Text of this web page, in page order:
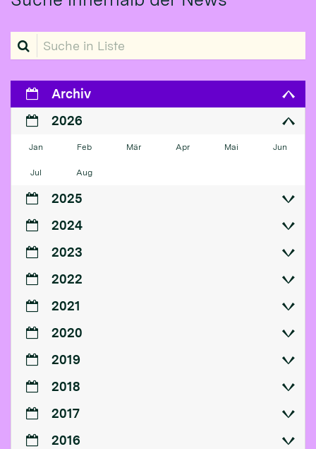
Suche in Liste
Archiv
2026
Jan Feb Mär Apr Mai Jun
Jul Aug
2025
2024
2023
2022
2021
2020
2019
2018
2017
2016